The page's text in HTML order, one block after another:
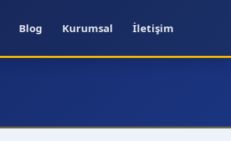
Blog Kurumsal İletişim